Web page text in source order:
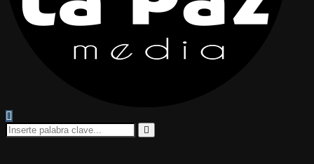
Search
for:
Search